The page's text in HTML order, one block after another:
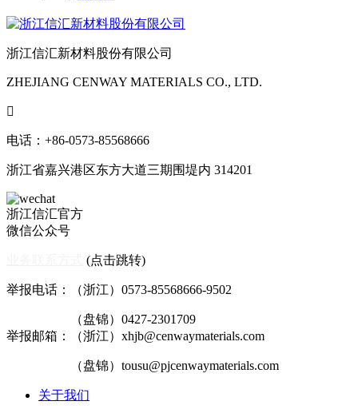
浙江信汇新材料股份有限公司
ZHEJIANG CENWAY MATERIALS CO., LTD.

电话：+86-0573-85568666
浙江省嘉兴港区东方大道三期围堤内 314201
浙江信汇官方
微信公众号
(点击跳转)
举报电话：（浙江）0573-85568666-9502
（盘锦）0427-2301709
举报邮箱：（浙江）xhjb@cenwaymaterials.com
（盘锦）tousu@pjcenwaymaterials.com
关于我们